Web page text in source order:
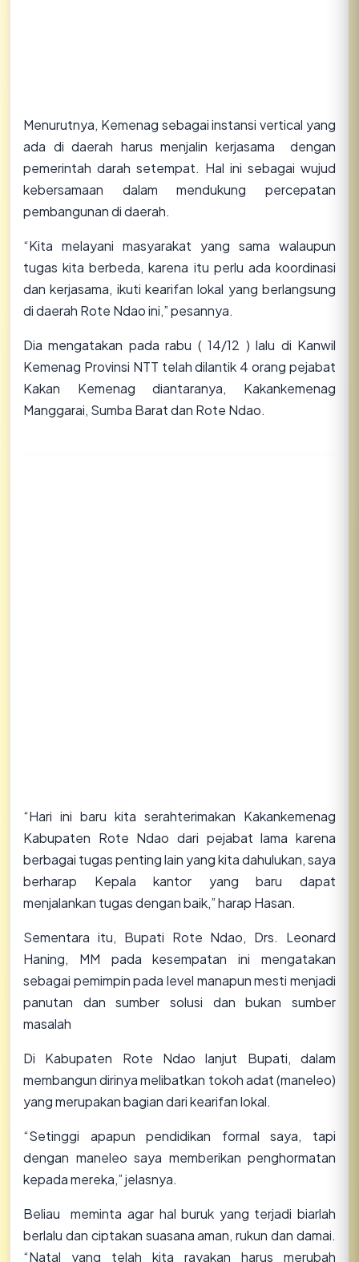
Menurutnya, Kemenag sebagai instansi vertical yang
ada di daerah harus menjalin kerjasama dengan
pemerintah darah setempat. Hal ini sebagai wujud
kebersamaan dalam mendukung percepatan
pembangunan di daerah.
“Kita melayani masyarakat yang sama walaupun
tugas kita berbeda, karena itu perlu ada koordinasi
dan kerjasama, ikuti kearifan lokal yang berlangsung
di daerah Rote Ndao ini,” pesannya.
Dia mengatakan pada rabu ( 14/12 ) lalu di Kanwil
Kemenag Provinsi NTT telah dilantik 4 orang pejabat
Kakan Kemenag diantaranya, Kakankemenag
Manggarai, Sumba Barat dan Rote Ndao.
“Hari ini baru kita serahterimakan Kakankemenag
Kabupaten Rote Ndao dari pejabat lama karena
berbagai tugas penting lain yang kita dahulukan, saya
berharap Kepala kantor yang baru dapat
menjalankan tugas dengan baik,” harap Hasan.
Sementara itu, Bupati Rote Ndao, Drs. Leonard
Haning, MM pada kesempatan ini mengatakan
sebagai pemimpin pada level manapun mesti menjadi
panutan dan sumber solusi dan bukan sumber
masalah
Di Kabupaten Rote Ndao lanjut Bupati, dalam
membangun dirinya melibatkan tokoh adat (maneleo)
yang merupakan bagian dari kearifan lokal.
“Setinggi apapun pendidikan formal saya, tapi
dengan maneleo saya memberikan penghormatan
kepada mereka,” jelasnya.
Beliau meminta agar hal buruk yang terjadi biarlah
berlalu dan ciptakan suasana aman, rukun dan damai.
“Natal yang telah kita rayakan harus merubah